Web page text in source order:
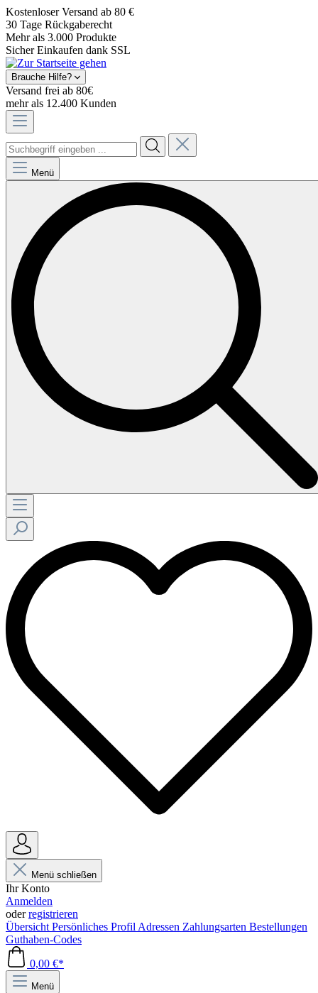
Kostenloser Versand ab 80 €
30 Tage Rückgaberecht
Mehr als 3.000 Produkte
Sicher Einkaufen dank SSL
Brauche Hilfe?
Versand frei ab 80€
mehr als 12.400 Kunden
Menü
Menü schließen
Ihr Konto
Anmelden
oderregistrieren
Übersicht Persönliches Profil Adressen Zahlungsarten Bestellungen
Guthaben-Codes
0,00 €*
Menü